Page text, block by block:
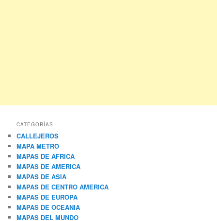
CATEGORÍAS
CALLEJEROS
MAPA METRO
MAPAS DE AFRICA
MAPAS DE AMERICA
MAPAS DE ASIA
MAPAS DE CENTRO AMERICA
MAPAS DE EUROPA
MAPAS DE OCEANIA
MAPAS DEL MUNDO